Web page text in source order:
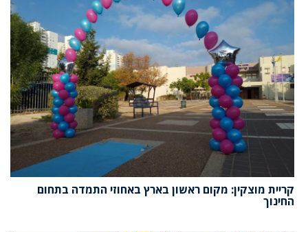
קריית מוצקין: מקום ראשון בארץ באחוזי התמדה בתחום
החינוך